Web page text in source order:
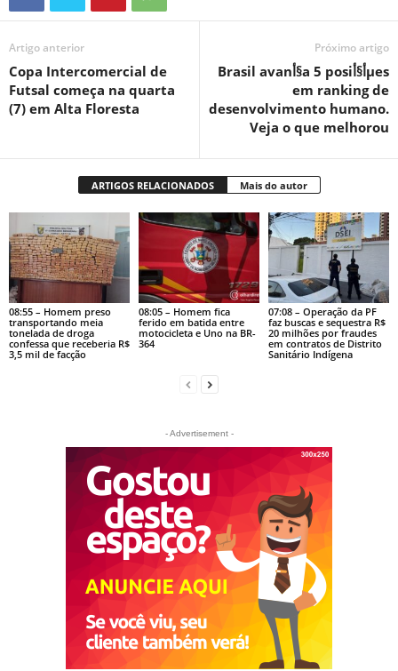
Artigo anterior
Copa Intercomercial de
Futsal começa na quarta
(7) em Alta Floresta
Próximo artigo
Brasil avanأ§a 5 posiأ§أµes
em ranking de
desenvolvimento humano.
Veja o que melhorou
ARTIGOS RELACIONADOS Mais do autor
08:55 – Homem preso
transportando meia
tonelada de droga
confessa que receberia R$
3,5 mil de facção
08:05 – Homem fica
ferido em batida entre
motocicleta e Uno na BR-
364
07:08 – Operação da PF
faz buscas e sequestra R$
20 milhões por fraudes
em contratos de Distrito
Sanitário Indígena
- Advertisement -